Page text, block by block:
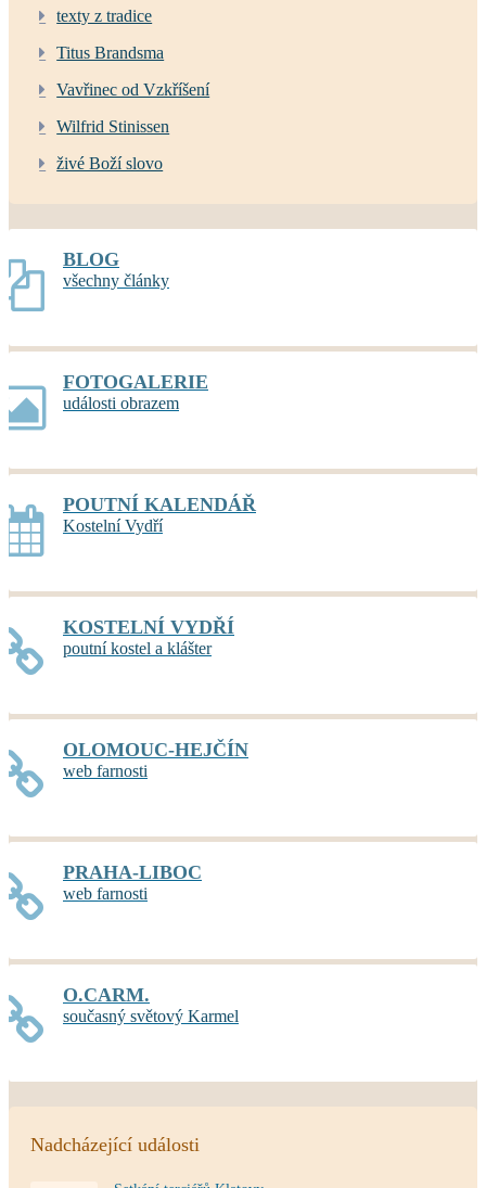
texty z tradice
Titus Brandsma
Vavřinec od Vzkříšení
Wilfrid Stinissen
živé Boží slovo
BLOG
všechny články
FOTOGALERIE
události obrazem
POUTNÍ KALENDÁŘ
Kostelní Vydří
KOSTELNÍ VYDŘÍ
poutní kostel a klášter
OLOMOUC-HEJČÍN
web farnosti
PRAHA-LIBOC
web farnosti
O.CARM.
současný světový Karmel
Nadcházející události